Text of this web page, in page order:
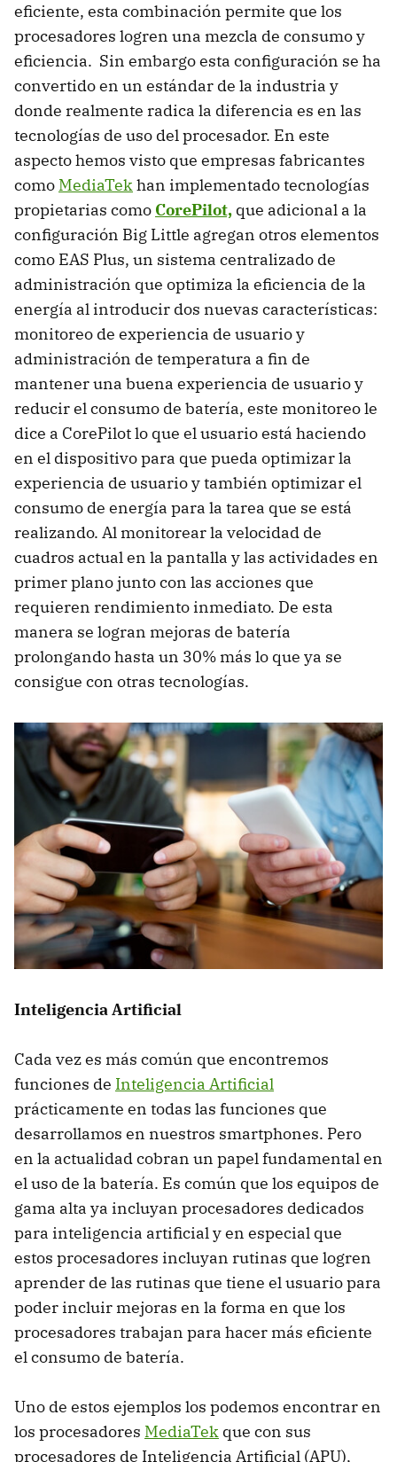
eficiente, esta combinación permite que los
procesadores logren una mezcla de consumo y
eficiencia. Sin embargo esta configuración se ha
convertido en un estándar de la industria y
donde realmente radica la diferencia es en las
tecnologías de uso del procesador. En este
aspecto hemos visto que empresas fabricantes
como MediaTekhan implementado tecnologías
propietarias como CorePilot, que adicional a la
configuración Big Little agregan otros elementos
como EAS Plus, un sistema centralizado de
administración que optimiza la eficiencia de la
energía al introducir dos nuevas características:
monitoreo de experiencia de usuario y
administración de temperatura a fin de
mantener una buena experiencia de usuario y
reducir el consumo de batería, este monitoreo le
dice a CorePilot lo que el usuario está haciendo
en el dispositivo para que pueda optimizar la
experiencia de usuario y también optimizar el
consumo de energía para la tarea que se está
realizando. Al monitorear la velocidad de
cuadros actual en la pantalla y las actividades en
primer plano junto con las acciones que
requieren rendimiento inmediato. De esta
manera se logran mejoras de batería
prolongando hasta un 30% más lo que ya se
consigue con otras tecnologías.
Inteligencia Artificial
Cada vez es más común que encontremos
funciones de Inteligencia Artificial
prácticamente en todas las funciones que
desarrollamos en nuestros smartphones. Pero
en la actualidad cobran un papel fundamental en
el uso de la batería. Es común que los equipos de
gama alta ya incluyan procesadores dedicados
para inteligencia artificial y en especial que
estos procesadores incluyan rutinas que logren
aprender de las rutinas que tiene el usuario para
poder incluir mejoras en la forma en que los
procesadores trabajan para hacer más eficiente
el consumo de batería.
Uno de estos ejemplos los podemos encontrar en
los procesadores MediaTek que con sus
procesadores de Inteligencia Artificial (APU),